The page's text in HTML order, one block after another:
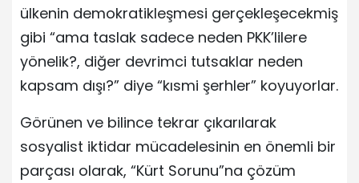
ülkenin demokratikleşmesi gerçekleşecekmiş
gibi “ama taslak sadece neden PKK’lilere
yönelik?, diğer devrimci tutsaklar neden
kapsam dışı?” diye “kısmi şerhler” koyuyorlar.
Görünen ve bilince tekrar çıkarılarak
sosyalist iktidar mücadelesinin en önemli bir
parçası olarak, “Kürt Sorunu”na çözüm